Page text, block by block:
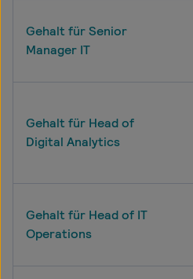
Gehalt für Senior
Manager IT
Gehalt für Head of
Digital Analytics
Gehalt für Head of IT
Operations